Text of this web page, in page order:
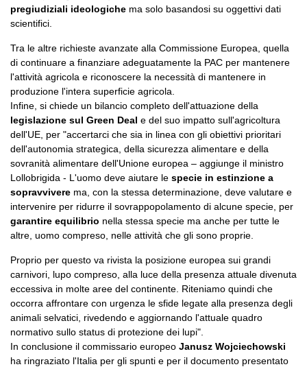
pregiudiziali ideologiche ma solo basandosi su oggettivi dati
scientifici.
Tra le altre richieste avanzate alla Commissione Europea, quella
di continuare a finanziare adeguatamente la PAC per mantenere
l'attività agricola e riconoscere la necessità di mantenere in
produzione l'intera superficie agricola.
Infine, si chiede un bilancio completo dell'attuazione della
legislazione sul Green Deal e del suo impatto sull'agricoltura
dell'UE, per "accertarci che sia in linea con gli obiettivi prioritari
dell'autonomia strategica, della sicurezza alimentare e della
sovranità alimentare dell'Unione europea – aggiunge il ministro
Lollobrigida - L'uomo deve aiutare le specie in estinzione a
sopravvivere ma, con la stessa determinazione, deve valutare e
intervenire per ridurre il sovrappopolamento di alcune specie, per
garantire equilibrio nella stessa specie ma anche per tutte le
altre, uomo compreso, nelle attività che gli sono proprie.
Proprio per questo va rivista la posizione europea sui grandi
carnivori, lupo compreso, alla luce della presenza attuale divenuta
eccessiva in molte aree del continente. Riteniamo quindi che
occorra affrontare con urgenza le sfide legate alla presenza degli
animali selvatici, rivedendo e aggiornando l'attuale quadro
normativo sullo status di protezione dei lupi".
In conclusione il commissario europeo Janusz Wojciechowski
ha ringraziato l'Italia per gli spunti e per il documento presentato